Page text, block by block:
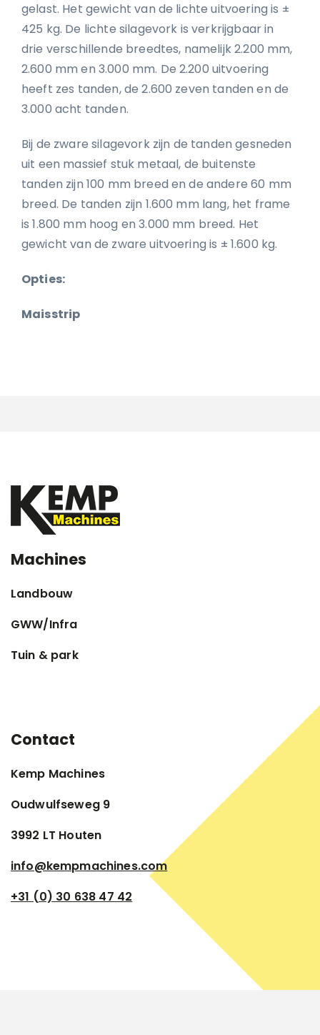
gelast. Het gewicht van de lichte uitvoering is ±
425 kg. De lichte silagevork is verkrijgbaar in
drie verschillende breedtes, namelijk 2.200 mm,
2.600 mm en 3.000 mm. De 2.200 uitvoering
heeft zes tanden, de 2.600 zeven tanden en de
3.000 acht tanden.
Bij de zware silagevork zijn de tanden gesneden
uit een massief stuk metaal, de buitenste
tanden zijn 100 mm breed en de andere 60 mm
breed. De tanden zijn 1.600 mm lang, het frame
is 1.800 mm hoog en 3.000 mm breed. Het
gewicht van de zware uitvoering is ± 1.600 kg.
Opties:
Maisstrip
Machines
Landbouw
GWW/Infra
Tuin & park
Contact
Kemp Machines
Oudwulfseweg 9
3992 LT Houten
info@kempmachines.com
+31 (0) 30 638 47 42